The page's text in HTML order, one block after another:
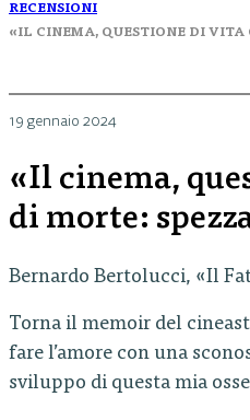
RECENSIONI
«IL CINEMA, QUESTIONE DI VITA
19 gennaio 2024
«Il cinema,
di morte:
Bernardo Bertolucci, «Il
Torna il memoir del
fare l’amore con una
sviluppo di questa mia